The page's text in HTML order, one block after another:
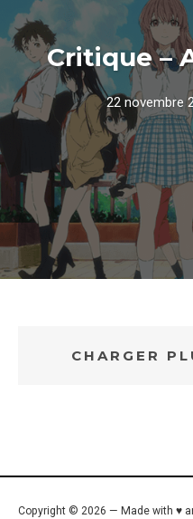
Critique –
22 novembre
CHARGER
Copyright © 2026 — Made with ♥